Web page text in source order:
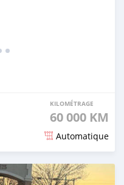
KILOMÉTRAGE
60 000 KM
Automatique